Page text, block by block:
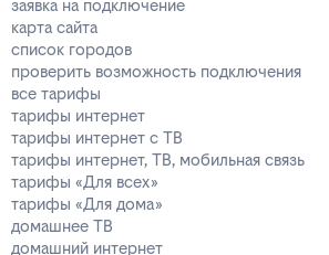
заявка на подключение
карта сайта
список городов
проверить возможность подключения
все тарифы
тарифы интернет
тарифы интернет с ТВ
тарифы интернет, ТВ, мобильная связь
тарифы «Для всех»
тарифы «Для дома»
домашнее ТВ
домашний интернет